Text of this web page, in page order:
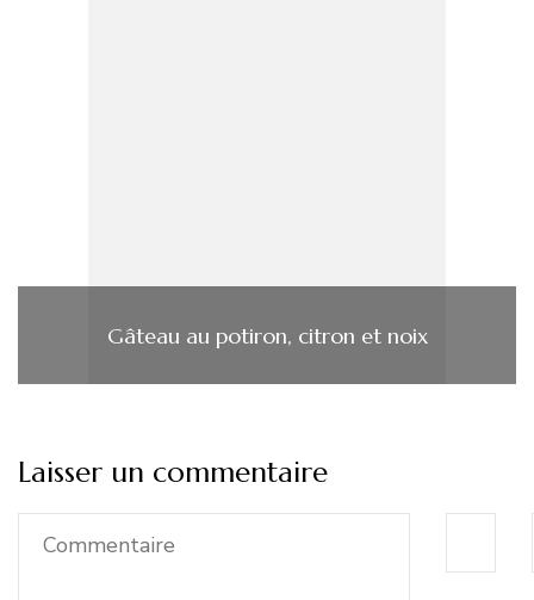
Gâteau au potiron, citron et noix
Laisser un commentaire